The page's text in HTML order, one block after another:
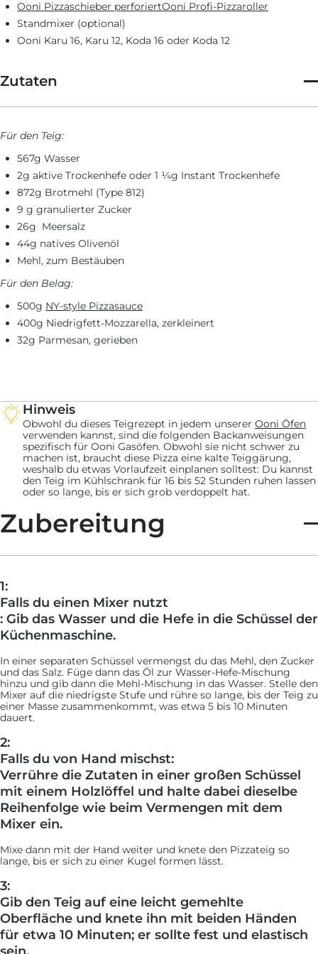
Hinweis
Obwohl du dieses Teigrezept in jedem unserer Ooni Öfen
verwenden kannst, sind die folgenden Backanweisungen
spezifisch für Ooni Gasöfen. Obwohl sie nicht schwer zu
machen ist, braucht diese Pizza eine kalte Teiggärung,
weshalb du etwas Vorlaufzeit einplanen solltest: Du kannst
den Teig im Kühlschrank für 16 bis 52 Stunden ruhen lassen
oder so lange, bis er sich grob verdoppelt hat.
Zubereitung
1:
Falls du einen Mixer nutzt
: Gib das Wasser und die Hefe in die Schüssel der
Küchenmaschine.
In einer separaten Schüssel vermengst du das Mehl, den Zucker
und das Salz. Füge dann das Öl zur Wasser-Hefe-Mischung
hinzu und gib dann die Mehl-Mischung in das Wasser. Stelle den
Mixer auf die niedrigste Stufe und rühre so lange, bis der Teig zu
einer Masse zusammenkommt, was etwa 5 bis 10 Minuten
dauert.
2:
Falls du von Hand mischst:
Verrühre die Zutaten in einer großen Schüssel
mit einem Holzlöffel und halte dabei dieselbe
Reihenfolge wie beim Vermengen mit dem
Mixer ein.
Mixe dann mit der Hand weiter und knete den Pizzateig so
lange, bis er sich zu einer Kugel formen lässt.
3:
Gib den Teig auf eine leicht gemehlte
Oberfläche und knete ihn mit beiden Händen
für etwa 10 Minuten; er sollte fest und elastisch
Ooni Pizzaschieber perforiertOoni Profi-Pizzaroller
Standmixer (optional)
Ooni Karu 16, Karu 12, Koda 16 oder Koda 12
Zutaten
Für den Teig:
567g Wasser
2g aktive Trockenhefe oder 1 ¼g Instant Trockenhefe
872g Brotmehl (Type 812)
9 g granulierter Zucker
26g Meersalz
44g natives Olivenöl
Mehl, zum Bestäuben
Für den Belag:
500g NY-style Pizzasauce
400g Niedrigfett-Mozzarella, zerkleinert
32g Parmesan, gerieben